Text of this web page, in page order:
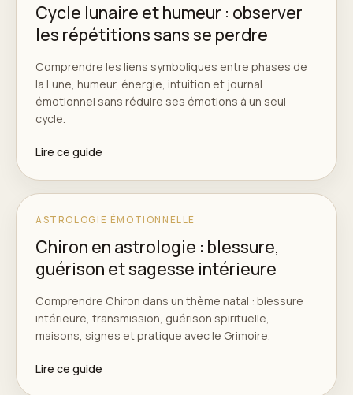
Cycle lunaire et humeur : observer
les répétitions sans se perdre
Comprendre les liens symboliques entre phases de
la Lune, humeur, énergie, intuition et journal
émotionnel sans réduire ses émotions à un seul
cycle.
Lire ce guide
ASTROLOGIE ÉMOTIONNELLE
Chiron en astrologie : blessure,
guérison et sagesse intérieure
Comprendre Chiron dans un thème natal : blessure
intérieure, transmission, guérison spirituelle,
maisons, signes et pratique avec le Grimoire.
Lire ce guide